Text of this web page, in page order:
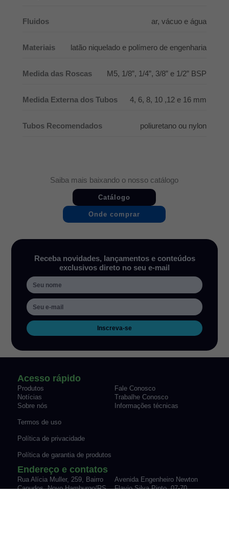
Fluidos ar, vácuo e água
Materiais latão niquelado e polímero de engenharia
Medida das Roscas M5, 1/8”, 1/4”, 3/8” e 1/2” BSP
Medida Externa dos Tubos 4, 6, 8, 10 ,12 e 16 mm
Tubos Recomendados poliuretano ou nylon
Saiba mais baixando o nosso catálogo
Catálogo
Onde comprar
Receba novidades, lançamentos e conteúdos
exclusivos direto no seu e-mail
Inscreva-se
Acesso rápido
Produtos
Fale Conosco
Notícias
Trabalhe Conosco
Sobre nós
Informações técnicas
Termos de uso
Política de privacidade
Política de garantia de produtos
Endereço e contatos
Rua Alícia Muller, 259, Bairro
Canudos Novo Hamburgo/RS
Avenida Engenheiro Newton
Flavio Silva Pinto, 07-70,